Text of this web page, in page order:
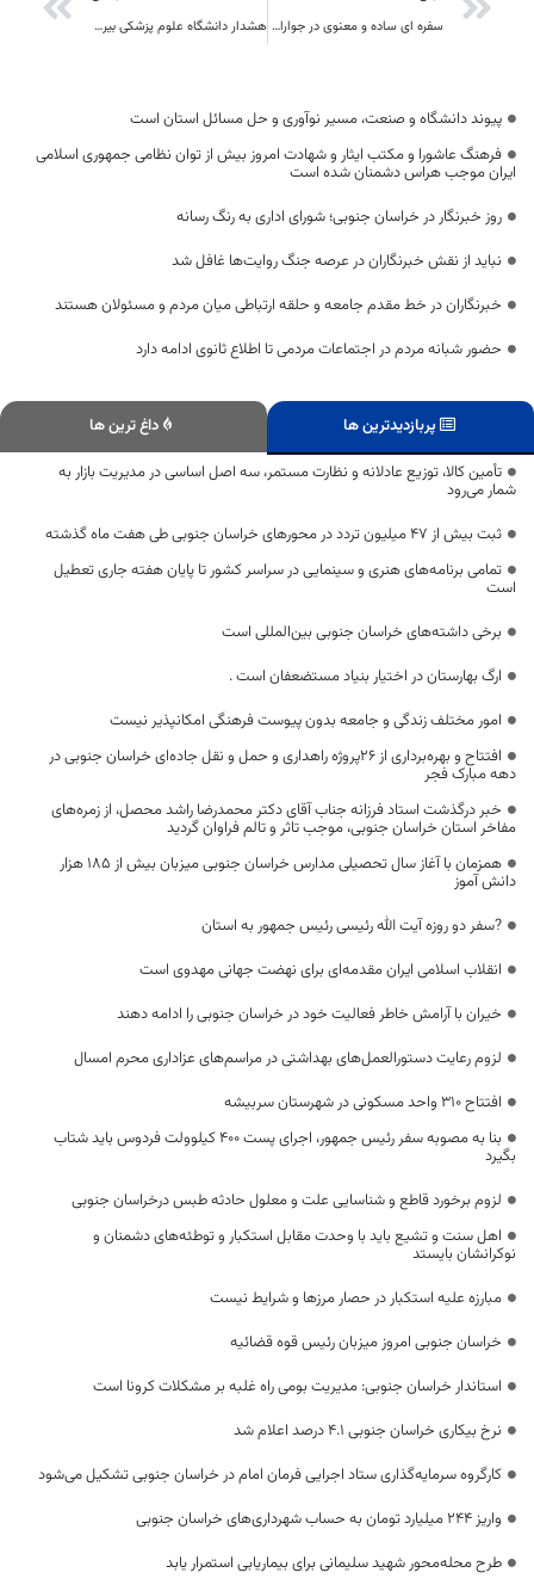
سفره ای ساده و معنوی در جوارامامزادگان و بقاع متبرکه در شبهای قدر هشدار دانشگاه علوم پزشکی بیرجند در مورد گروه واکسیناسیون متقلب
پیوند دانشگاه و صنعت، مسیر نوآوری و حل مسائل استان است
فرهنگ عاشورا و مکتب ایثار و شهادت امروز بیش از توان نظامی جمهوری اسلامی
ایران موجب هراس دشمنان شده است
روز خبرنگار در خراسان جنوبی؛ شورای اداری به رنگ رسانه
نباید از نقش خبرنگاران در عرصه جنگ روایت‌ها غافل شد
خبرنگاران در خط مقدم جامعه و حلقه ارتباطی میان مردم و مسئولان هستند
حضور شبانه مردم در اجتماعات مردمی تا اطلاع ثانوی ادامه دارد
پربازدیدترین ها
داغ ترین ها
تأمین کالا، توزیع عادلانه و نظارت مستمر، سه اصل اساسی در مدیریت بازار به
شمار می‌رود
ثبت بیش از ۴۷ میلیون تردد در محورهای خراسان جنوبی طی هفت ماه گذشته
تمامی برنامه‌های هنری و سینمایی در سراسر کشور تا پایان هفته جاری تعطیل
است
برخی داشته‌های خراسان جنوبی بین‌المللی است
ارگ بهارستان در اختیار بنیاد مستضعفان است .
امور مختلف زندگی و جامعه بدون پیوست فرهنگی امکانپذیر نیست
افتتاح و بهره‌برداری از 26پروژه راهداری و حمل و نقل جاده‌ای خراسان جنوبی در
دهه مبارک فجر
خبر درگذشت استاد فرزانه جناب آقای دکتر محمدرضا راشد محصل، از زمره‌های
مفاخر استان خراسان جنوبی، موجب تاثر و تالم فراوان گردید
همزمان با آغاز سال تحصیلی مدارس خراسان جنوبی میزبان بیش از ۱۸۵ هزار
دانش آموز
?سفر دو روزه آیت الله رئیسی رئیس جمهور به استان
انقلاب اسلامی ایران مقدمه‌ای برای نهضت جهانی مهدوی است
خیران با آرامش خاطر فعالیت خود در خراسان جنوبی را ادامه دهند
لزوم رعایت دستورالعمل‌های بهداشتی در مراسم‌های عزاداری محرم امسال
افتتاح ۳۱۰ واحد مسکونی در شهرستان سربیشه
بنا به مصوبه سفر رئیس جمهور، اجرای پست ۴۰۰ کیلوولت فردوس باید شتاب
بگیرد
لزوم برخورد قاطع و شناسایی علت و معلول حادثه طبس درخراسان جنوبی
اهل سنت و تشیع باید با وحدت مقابل استکبار و توطئه‌های دشمنان و
نوکرانشان بایستد
مبارزه علیه استکبار در حصار مرزها و شرایط نیست
خراسان جنوبی امروز میزبان رئیس قوه قضائیه
استاندار خراسان جنوبی: مدیریت بومی راه غلبه بر مشکلات کرونا است
نرخ بیکاری خراسان جنوبی ۴.۱ درصد اعلام شد
کارگروه سرمایه‌گذاری ستاد اجرایی فرمان امام در خراسان جنوبی تشکیل می‌شود
واریز ۲۴۴ میلیارد تومان به حساب شهرداری‌های خراسان جنوبی
طرح محله‌محور شهید سلیمانی برای بیماریابی استمرار یابد